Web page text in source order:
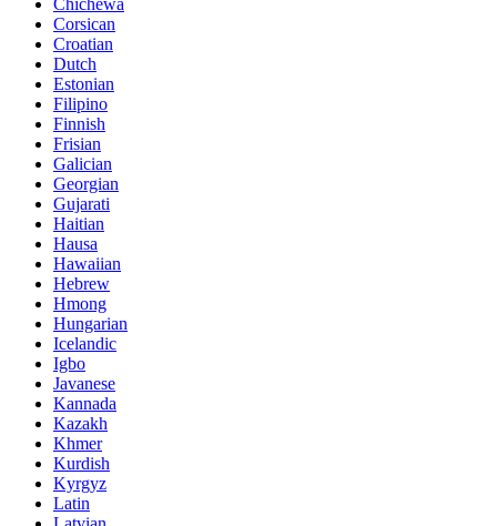
Chichewa
Corsican
Croatian
Dutch
Estonian
Filipino
Finnish
Frisian
Galician
Georgian
Gujarati
Haitian
Hausa
Hawaiian
Hebrew
Hmong
Hungarian
Icelandic
Igbo
Javanese
Kannada
Kazakh
Khmer
Kurdish
Kyrgyz
Latin